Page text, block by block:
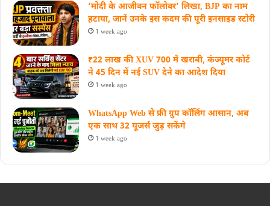
‘मोदी के आजीवन फॉलोवर’ लिखा, BJP का नाम
हटाया, जानें उनके इस कदम की पूरी इनसाइड स्‍टोरी
1 week ago
₹22 लाख की XUV 700 में खराबी, कंज्यूमर कोर्ट
ने 45 दिन में नई SUV देने का आदेश दिया
1 week ago
WhatsApp Web से फ्री ग्रुप कॉलिंग आसान, अब
एक साथ 32 यूजर्स जुड़ सकेंगे
1 week ago